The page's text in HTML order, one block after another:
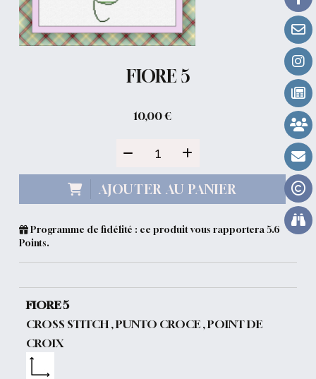
FIORE 5
10,00€
AJOUTER AU PANIER
Programme de fidélité : ce produit vous rapportera5.6
Points.
FIORE 5
CROSS STITCH , PUNTO CROCE , POINT DE
CROIX